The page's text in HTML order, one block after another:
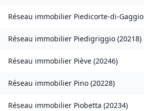
Réseau immobilier Piedicorte-di-Gaggio
Réseau immobilier Piedigriggio (20218)
Réseau immobilier Piève (20246)
Réseau immobilier Pino (20228)
Réseau immobilier Piobetta (20234)